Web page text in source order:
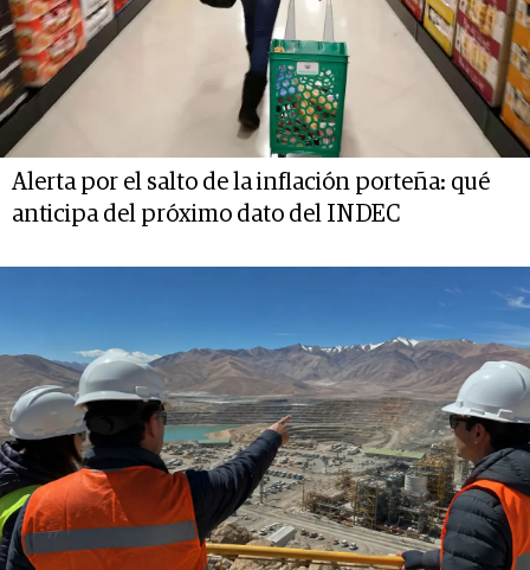
Alerta por el salto de la inflación porteña: qué
anticipa del próximo dato del INDEC